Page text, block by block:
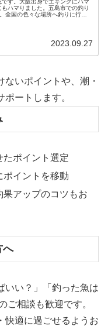
す。大阪出身でエギングにハマ
ハマりました。五島市での釣り
全国の色々な場所へ釣りに行
2023.09.27
いポイントや、潮・
ートします。
たポイント選定
ポイントを移動
果アップのコツもお
へ
いい？」「釣った魚は
ご相談も歓迎です。
快適に過ごせるようお